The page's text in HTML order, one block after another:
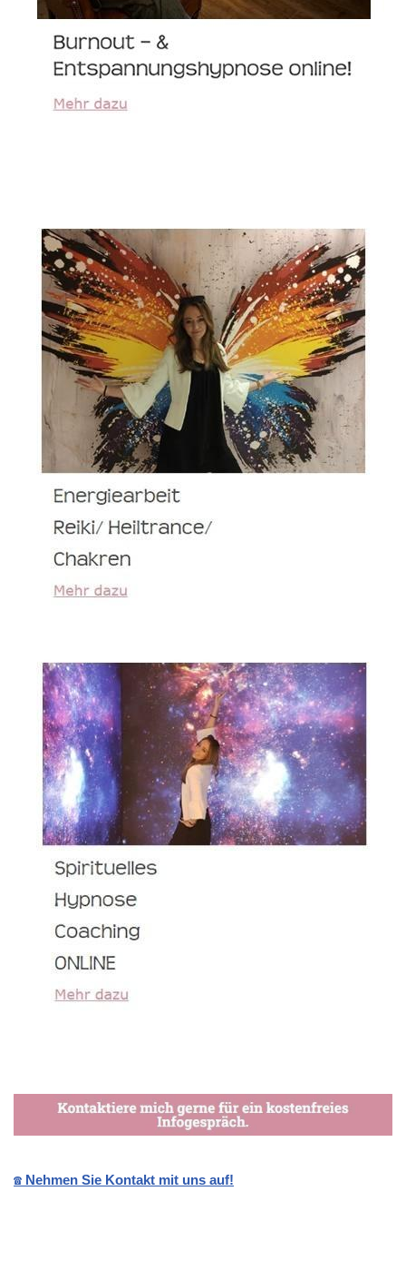
☎️ Nehmen Sie Kontakt mit uns auf!